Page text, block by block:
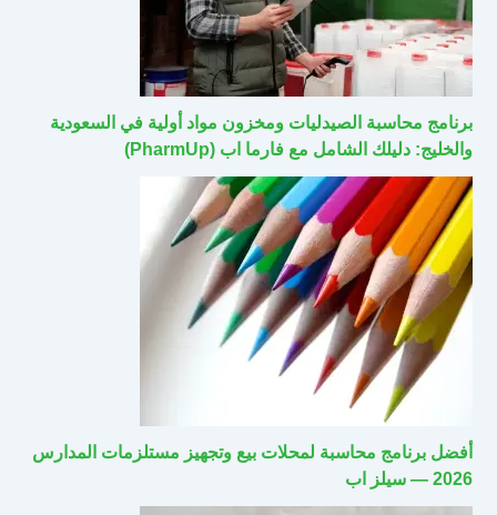
برنامج محاسبة الصيدليات ومخزون مواد أولية في السعودية
والخليج: دليلك الشامل مع فارما اب (PharmUp)
أفضل برنامج محاسبة لمحلات بيع وتجهيز مستلزمات المدارس
2026 — سيلز اب